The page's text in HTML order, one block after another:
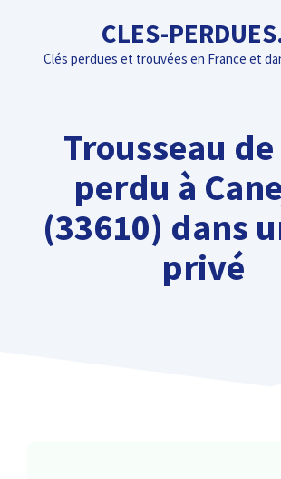
contenu
CLES-
Clés perdues et trouvées en France et
Trousseau
perdu à
(33610) dans
privé